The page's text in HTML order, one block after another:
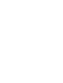
SOBRE